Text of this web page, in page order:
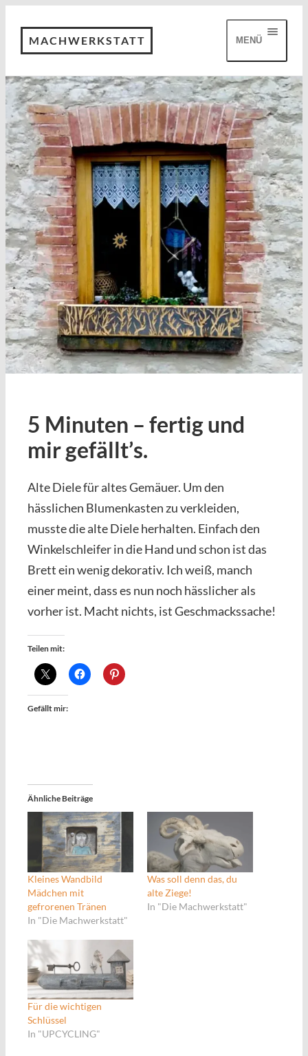
MACHWERKSTATT MENÜ
5 Minuten – fertig und
mir gefällt’s.
Alte Diele für altes Gemäuer. Um den
hässlichen Blumenkasten zu verkleiden,
musste die alte Diele herhalten. Einfach den
Winkelschleifer in die Hand und schon ist das
Brett ein wenig dekorativ. Ich weiß, manch
einer meint, dass es nun noch hässlicher als
vorher ist. Macht nichts, ist Geschmackssache!
Teilen mit:
Gefällt mir:
Ähnliche Beiträge
Kleines Wandbild
Mädchen mit
gefrorenen Tränen
In "Die Machwerkstatt"
Was soll denn das, du
alte Ziege!
In "Die Machwerkstatt"
Für die wichtigen
Schlüssel
In "UPCYCLING"